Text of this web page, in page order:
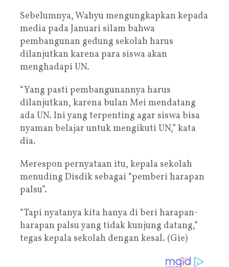
Sebelumnya, Wahyu mengungkapkan kepada
media pada Januari silam bahwa
pembangunan gedung sekolah harus
dilanjutkan karena para siswa akan
menghadapi UN.
“Yang pasti pembangunannya harus
dilanjutkan, karena bulan Mei mendatang
ada UN. Ini yang terpenting agar siswa bisa
nyaman belajar untuk mengikuti UN,” kata
dia.
Merespon pernyataan itu, kepala sekolah
menuding Disdik sebagai “pemberi harapan
palsu”.
“Tapi nyatanya kita hanya di beri harapan-
harapan palsu yang tidak kunjung datang,”
tegas kepala sekolah dengan kesal. (Gie)